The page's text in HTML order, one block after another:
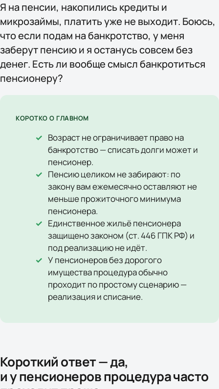
Я на пенсии, накопились кредиты и
микрозаймы, платить уже не выходит. Боюсь,
что если подам на банкротство, у меня
заберут пенсию и я останусь совсем без
денег. Есть ли вообще смысл банкротиться
пенсионеру?
КОРОТКО О ГЛАВНОМ
Возраст не ограничивает право на
банкротство — списать долги может и
пенсионер.
Пенсию целиком не забирают: по
закону вам ежемесячно оставляют не
меньше прожиточного минимума
пенсионера.
Единственное жильё пенсионера
защищено законом (ст. 446 ГПК РФ) и
под реализацию не идёт.
У пенсионеров без дорогого
имущества процедура обычно
проходит по простому сценарию —
реализация и списание.
Короткий ответ — да,
и у пенсионеров процедура часто